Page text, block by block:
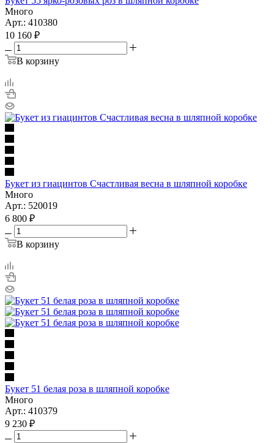
Много
Арт.: 410380
10 160 ₽
В корзину
Букет из гиацинтов Счастливая весна в шляпной коробке
Много
Арт.: 520019
6 800 ₽
В корзину
Букет 51 белая роза в шляпной коробке
Много
Арт.: 410379
9 230 ₽